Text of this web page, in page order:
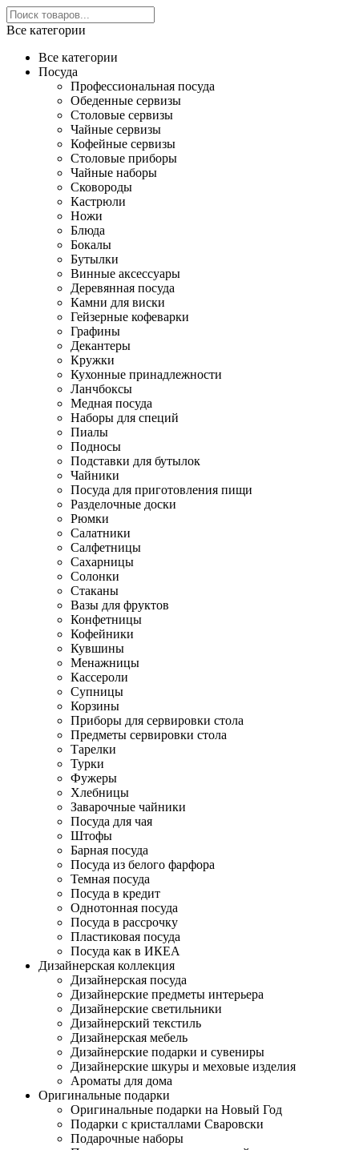
Все категории
Все категории
Посуда
Профессиональная посуда
Обеденные сервизы
Столовые сервизы
Чайные сервизы
Кофейные сервизы
Столовые приборы
Чайные наборы
Сковороды
Кастрюли
Ножи
Блюда
Бокалы
Бутылки
Винные аксессуары
Деревянная посуда
Камни для виски
Гейзерные кофеварки
Графины
Декантеры
Кружки
Кухонные принадлежности
Ланчбоксы
Медная посуда
Наборы для специй
Пиалы
Подносы
Подставки для бутылок
Чайники
Посуда для приготовления пищи
Разделочные доски
Рюмки
Салатники
Салфетницы
Сахарницы
Солонки
Стаканы
Вазы для фруктов
Конфетницы
Кофейники
Кувшины
Менажницы
Кассероли
Супницы
Корзины
Приборы для сервировки стола
Предметы сервировки стола
Тарелки
Турки
Фужеры
Хлебницы
Заварочные чайники
Посуда для чая
Штофы
Барная посуда
Посуда из белого фарфора
Темная посуда
Посуда в кредит
Однотонная посуда
Посуда в рассрочку
Пластиковая посуда
Посуда как в ИКЕА
Дизайнерская коллекция
Дизайнерская посуда
Дизайнерские предметы интерьера
Дизайнерские светильники
Дизайнерский текстиль
Дизайнерская мебель
Дизайнерские подарки и сувениры
Дизайнерские шкуры и меховые изделия
Ароматы для дома
Оригинальные подарки
Оригинальные подарки на Новый Год
Подарки с кристаллами Сваровски
Подарочные наборы